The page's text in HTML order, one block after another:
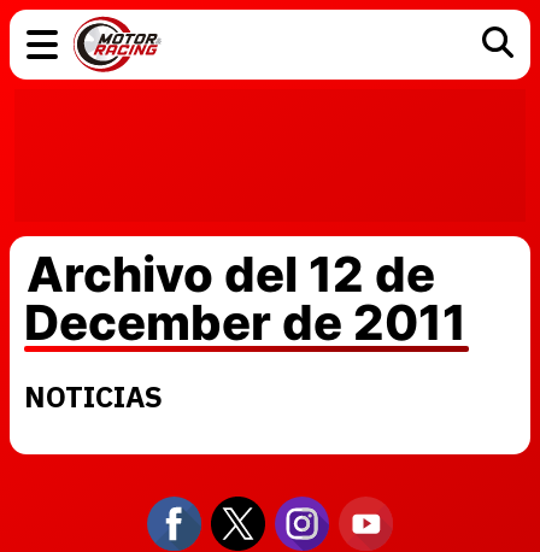
Archivo del 12 de
December de 2011
NOTICIAS